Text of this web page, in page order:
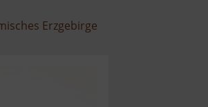
Erzgebirge